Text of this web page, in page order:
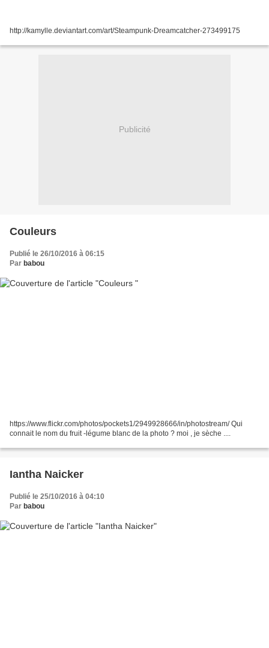
http://kamylle.deviantart.com/art/Steampunk-Dreamcatcher-273499175
Publicité
Couleurs
Publié le 26/10/2016 à 06:15
Par babou
https://www.flickr.com/photos/pockets1/2949928666/in/photostream/ Qui
connait le nom du fruit -légume blanc de la photo ? moi , je sèche ....
Iantha Naicker
Publié le 25/10/2016 à 04:10
Par babou